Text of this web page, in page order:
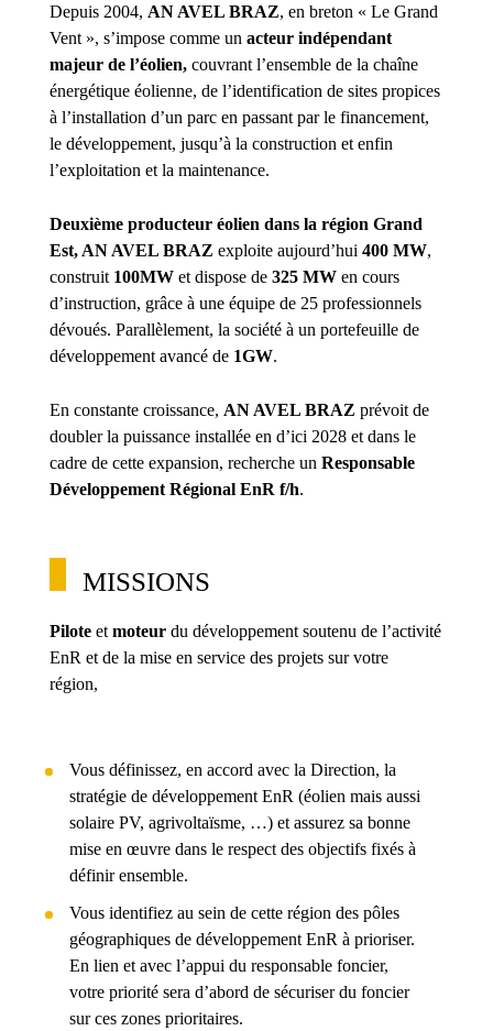
Depuis 2004, AN AVEL BRAZ, en breton « Le Grand
Vent », s’impose comme un acteur indépendant
majeur de l’éolien,couvrant l’ensemble de la chaîne
énergétique éolienne, de l’identification de sites propices
à l’installation d’un parc en passant par le financement,
le développement, jusqu’à la construction et enfin
l’exploitation et la maintenance.
Deuxième producteur éolien dans la région Grand
Est, AN AVEL BRAZ exploite aujourd’hui 400 MW,
construit100MW et dispose de 325 MWen cours
d’instruction, grâce à une équipe de 25 professionnels
dévoués. Parallèlement, la société à un portefeuille de
développement avancé de1GW.
En constante croissance, AN AVEL BRAZ prévoit de
doubler la puissance installée en d’ici 2028 et dans le
cadre de cette expansion, recherche un Responsable
Développement Régional EnR f/h.
MISSIONS
Pilote et moteur du développement soutenu de l’activité
EnR et de la mise en service des projets sur votre
région,
Vous définissez, en accord avec la Direction, la
stratégie de développement EnR (éolien mais aussi
solaire PV, agrivoltaïsme, …) et assurez sa bonne
mise en œuvre dans le respect des objectifs fixés à
définir ensemble.
Vous identifiez au sein de cette région des pôles
géographiques de développement EnR à prioriser.
En lien et avec l’appui du responsable foncier,
votre priorité sera d’abord de sécuriser du foncier
sur ces zones prioritaires.